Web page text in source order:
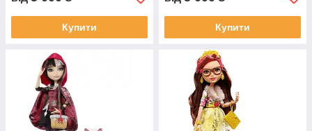
Купити Купити